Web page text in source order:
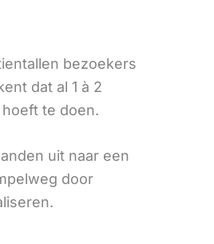
bezoekers
dat al 1 à 2
te doen.
uit naar een
door